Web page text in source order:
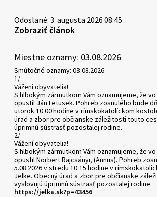
Odoslané: 3. augusta 2026 08:45
Zobraziť článok
Miestne oznamy: 03.08.2026
Smútočné oznamy: 03.08.2026
1/
Vážení obyvatelia!
S hlbokým zármutkom Vám oznamujeme, že
opustil Ján Letusek. Pohreb zosnulého bude
utorok 10.00 hodine v rímskokatolíckom
úrad a zbor pre občianske záležitosti touto
úprimnú sústrasť pozostalej rodine.
2/
Vážení obyvatelia!
S hlbokým zármutkom Vám oznamujeme, že
opustil Norbert Rajcsányi, (Annus). Pohreb
5.08.2026 v stredu 10.15 hodine v
Jelke. Obecný úrad a zbor pre občianske
vyslovujú úprimnú sústrasť pozostalej rodine.
https://jelka.sk?p=43456